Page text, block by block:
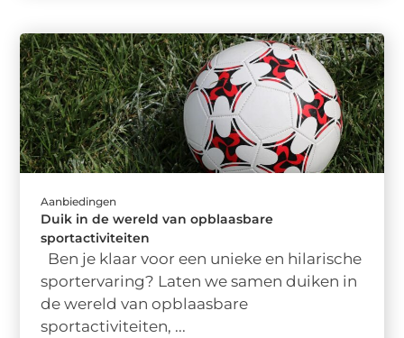
Aanbiedingen
Duik in de wereld van opblaasbare
sportactiviteiten
Ben je klaar voor een unieke en hilarische
sportervaring? Laten we samen duiken in
de wereld van opblaasbare
sportactiviteiten, ...